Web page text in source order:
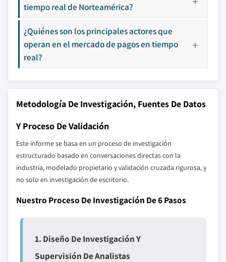
tiempo real de Norteamérica?
¿Quiénes son los principales actores que
operan en el mercado de pagos en tiempo
real?
Metodología De Investigación, Fuentes De Datos
Y Proceso De Validación
Este informe se basa en un proceso de investigación
estructurado basado en conversaciones directas con la
industria, modelado propietario y validación cruzada rigurosa, y
no solo en investigación de escritorio.
Nuestro Proceso De Investigación De 6 Pasos
1. Diseño De Investigación Y
Supervisión De Analistas